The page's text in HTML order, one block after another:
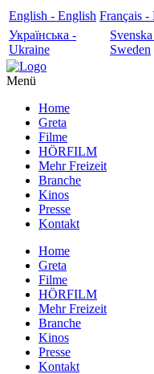
English - English Français -
Українська -
Ukraine
Sweden
Menü
Home
Greta
Filme
HÖRFILM
Mehr Freizeit
Branche
Kinos
Presse
Kontakt
Home
Greta
Filme
HÖRFILM
Mehr Freizeit
Branche
Kinos
Presse
Kontakt